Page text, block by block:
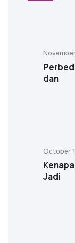
dan
October
Jadi